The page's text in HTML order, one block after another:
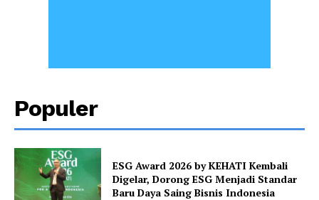
Populer
ESG Award 2026 by KEHATI Kembali
Digelar, Dorong ESG Menjadi Standar
Baru Daya Saing Bisnis Indonesia